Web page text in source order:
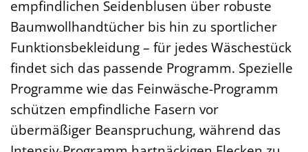
empfindlichen Seidenblusen über robuste
Baumwollhandtücher bis hin zu sportlicher
Funktionsbekleidung – für jedes Wäschestück
findet sich das passende Programm. Spezielle
Programme wie das Feinwäsche-Programm
schützen empfindliche Fasern vor
übermäßiger Beanspruchung, während das